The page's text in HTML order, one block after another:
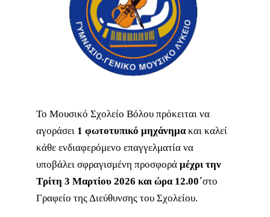
Το Μουσικό Σχολείο Βόλου πρόκειται να
αγοράσει 1 φωτοτυπικό μηχάνημακαι καλεί
κάθε ενδιαφερόμενο επαγγελματία να
υποβάλει σφραγισμένη προσφορά μέχρι την
Τρίτη 3 Μαρτίου 2026 και ώρα 12.00΄στο
Γραφείο της Διεύθυνσης του Σχολείου.